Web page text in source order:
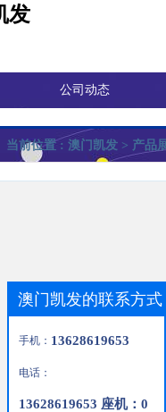
发
公司动态
询价
价
8)
当前位置 : 澳门凯发 > 产品
澳门凯发的联系方式
手机： 13628619653
电话：
13628619653 座机：0